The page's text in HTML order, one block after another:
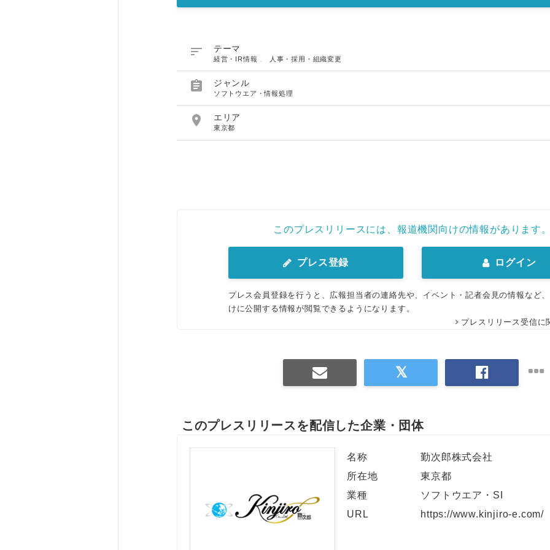
 テーマ
経営・IR情報 、 人事・採用・組織変更
 ジャンル
ソフトウエア・情報処理
 エリア
東京都
このプレスリリースには、報道機関向けの情報があります
プレス登録 ログイン
プレス会員登録を行うと、広報担当者の連絡先や、イベント・記者会見の情報など
けに公開する情報が閲覧できるようになります。
プレスリリース受信に
このプレスリリースを配信した企業・団体
名称
勤次郎株式会社
所在地
東京都
業種
ソフトウエア・SI
URL
https://www.kinjiro-e.com/